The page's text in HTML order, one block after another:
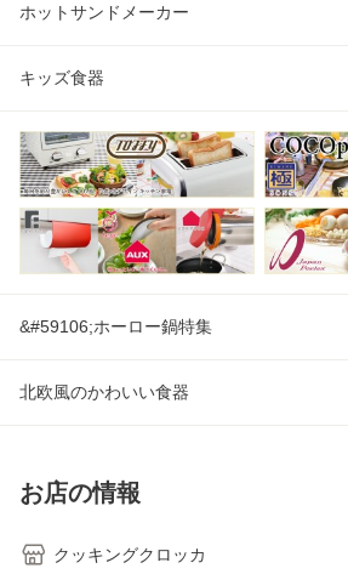
ホットサンドメーカー
キッズ食器
&#59106;ホーロー鍋特集
北欧風のかわいい食器
お店の情報
クッキングクロッカ